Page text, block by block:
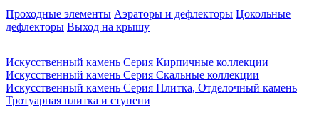
Проходные элементы Аэраторы и дефлекторы Цокольные
дефлекторы Выход на крышу
Искусственный камень Серия Кирпичные коллекции
Искусственный камень Серия Скальные коллекции
Искусственный камень Серия Плитка, Отделочный камень
Тротуарная плитка и ступени